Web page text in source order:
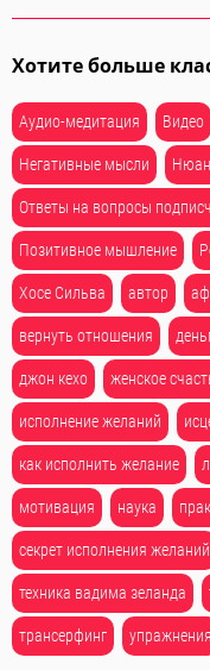
Хотите больше
Аудио-медитация Видео
Негативные мысли
Ответы на вопросы
Позитивное мышление
Хосе Сильва автор
вернуть отношения
джон кехо женское
исполнение желаний
как исполнить желание
мотивация наука
секрет исполнения желаний
техника вадима зеланда
трансерфинг упражнения